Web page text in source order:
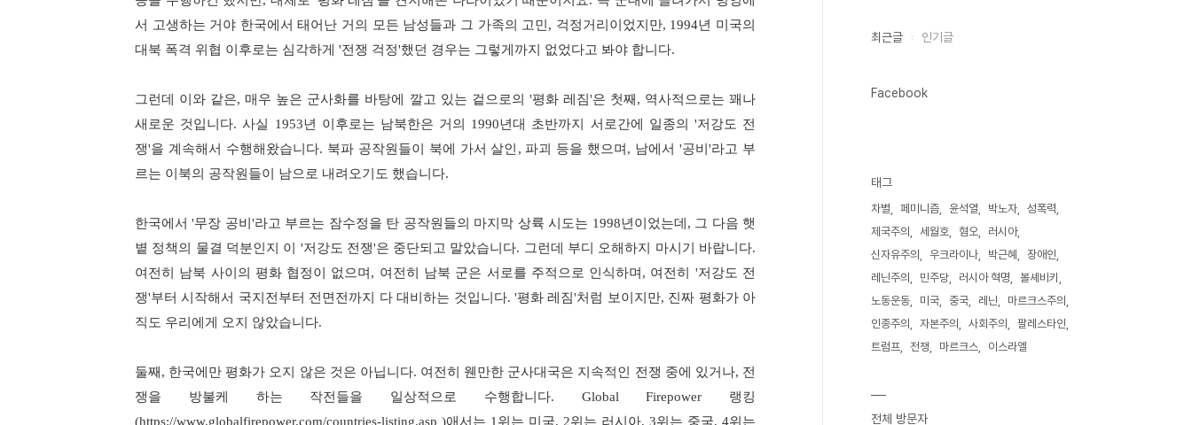
서 고생하는 거야 한국에서 태어난 거의 모든 남성들과 그 가족의 고민 , 걱정거리이었지만, 1994년 미국의
대북 폭격 위협 이후로는 심각하게 '전쟁 걱정'했던 경우는 그렇게까지 없었다고 봐야 합니다.
그런데 이와 같은, 매우 높은 군사화를 바탕에 깔고 있는 겉으로의 '평화 레짐'은 첫째 , 역사적으로는 꽤나
새로운 것입니다.사실 1953년 이후로는 남북한은 거의 1990년대 초반까지 서로간에 일종의 '저강도 전
쟁'을 계속해서 수행해왔습니다. 북파 공작원들이 북에 가서 살인 , 파괴 등을 했으며 , 남에서'공비'라고 부
르는 이북의 공작원들이 남으로 내려오기도 했습니다.
한국에서'무장 공비 '라고 부르는 잠수정을 탄 공작원들의 마지막 상륙 시도는 1998년이었는데 , 그 다음 햇
볕 정책의 물결 덕분인지 이 '저강도 전쟁'은 중단되고 말았습니다. 그런데 부디 오해하지 마시기 바랍니다.
여전히 남북 사이의 평화 협정이 없으며 , 여전히 남북 군은 서로를 주적으로 인식하며 , 여전히 '저강도 전
쟁'부터 시작해서 국지전부터 전면전까지 다 대비하는 것입니다. '평화 레짐'처럼 보이지만, 진짜 평화가 아
직도 우리에게 오지 않았습니다.
둘째 , 한국에만 평화가 오지 않은 것은 아닙니다. 여전히 웬만한 군사대국은 지속적인 전쟁 중에 있거나, 전
쟁을 방불케 하는 작전들을 일상적으로 수행합니다. Global Firepower 랭킹
(https://www.globalfirepower.com/countries-listing.asp )애서는 1 위는 미국, 2위는 러시아, 3위는 중국, 4위는
최근글 인기글
Facebook
태그
차별 페미니즘 윤석열 박노자
성폭력
제국주의
세월호 혐오
러시아
신자유주의
우크라이나 박근혜
장애인
레닌주의
민주당 러시아 혁명
볼셰비키
노동운동
미국 중국 레닌
마르크스주의
인종주의
자본주의 사회주의
팔레스타인
트럼프
전쟁 마르크스 이스라엘
전체 방문자